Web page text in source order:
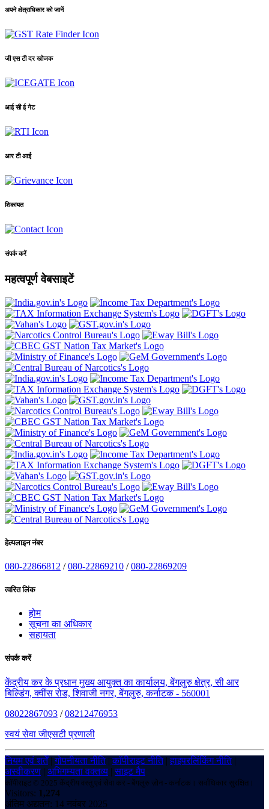
अपने क्षेत्राधिकार को जानें
जी एस टी दर खोजक
आई सी ई गेट
आर टी आई
शिकायत
संपर्क करें
महत्वपूर्ण वेबसाइटें
हेल्पलाइन नंबर
080-22866812 /080-22869210 /080-22869209
त्वरित लिंक
होम
सूचना का अधिकार
सहायता
संपर्क करें
केंद्रीय कर के प्रधान मुख्य आयुक्त का कार्यालय, बेंगलुरु क्षेत्र, सी आर
बिल्डिंग, क्वींस रोड, शिवाजी नगर, बेंगलुरु, कर्नाटक - 560001
08022867093 /08212476953
स्वयं सेवा जीएसटी प्रणाली
नियम एवं शर्तें|गोपनीयता नीति|कॉपीराइट नीति|हाइपरलिंकिंग नीति|
अस्वीकरण | अभिगम्यता वक्तव्य |साइट मैप
कॉपीराइट © 2025 केंद्रीय वस्तु एवं सेवा कर - बेंगलुरु ज़ोन - कर्नाटक। सर्वाधिकार सुरक्षित।
Visitors: 1,274
अंतिम अद्यतन: 14 नवंबर 2025